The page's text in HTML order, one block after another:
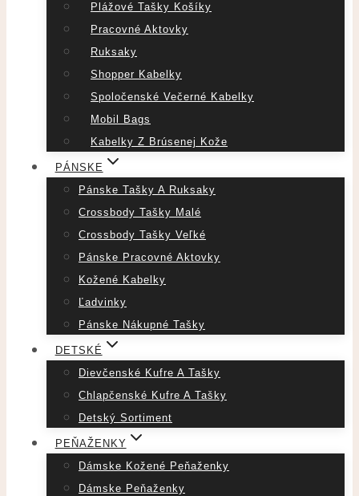
Plážové Tašky Košíky
Pracovné Aktovky
Ruksaky
Shopper Kabelky
Spoločenské Večerné Kabelky
Mobil Bags
Kabelky Z Brúsenej Kože
PÁNSKE
Pánske Tašky A Ruksaky
Crossbody Tašky Malé
Crossbody Tašky Veľké
Pánske Pracovné Aktovky
Kožené Kabelky
Ľadvinky
Pánske Nákupné Tašky
DETSKÉ
Dievčenské Kufre A Tašky
Chlapčenské Kufre A Tašky
Detský Sortiment
PEŇAŽENKY
Dámske Kožené Peňaženky
Dámske Peňaženky